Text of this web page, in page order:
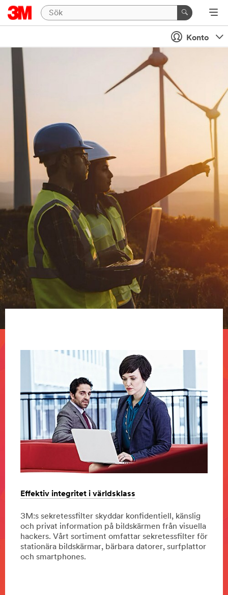
Konto
Effektiv integritet i världsklass
3M:s sekretessfilter skyddar konfidentiell, känslig
och privat information på bildskärmen från visuella
hackers. Vårt sortiment omfattar sekretessfilter för
stationära bildskärmar, bärbara datorer, surfplattor
och smartphones.